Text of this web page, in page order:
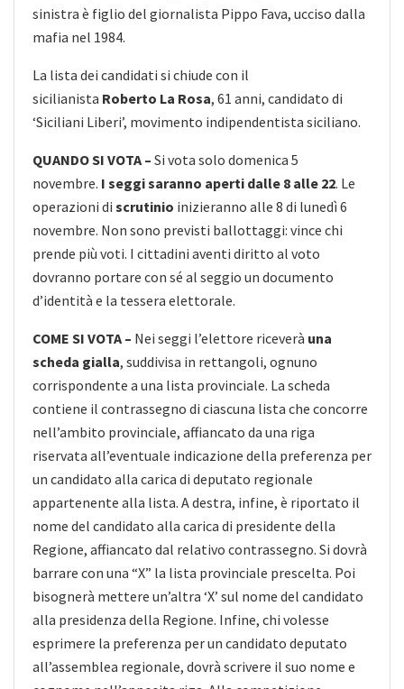
sinistra è figlio del giornalista Pippo Fava, ucciso dalla
mafia nel 1984.
La lista dei candidati si chiude con il
sicilianista Roberto La Rosa, 61 anni, candidato di
‘Siciliani Liberi’, movimento indipendentista siciliano.
QUANDO SI VOTA – Si vota solo domenica 5
novembre. I seggi saranno aperti dalle 8 alle 22. Le
operazioni di scrutinio inizieranno alle 8 di lunedì 6
novembre. Non sono previsti ballottaggi: vince chi
prende più voti. I cittadini aventi diritto al voto
dovranno portare con sé al seggio un documento
d’identità e la tessera elettorale.
COME SI VOTA – Nei seggi l’elettore riceverà una
scheda gialla, suddivisa in rettangoli, ognuno
corrispondente a una lista provinciale. La scheda
contiene il contrassegno di ciascuna lista che concorre
nell’ambito provinciale, affiancato da una riga
riservata all’eventuale indicazione della preferenza per
un candidato alla carica di deputato regionale
appartenente alla lista. A destra, infine, è riportato il
nome del candidato alla carica di presidente della
Regione, affiancato dal relativo contrassegno. Si dovrà
barrare con una “X” la lista provinciale prescelta. Poi
bisognerà mettere un’altra ‘X’ sul nome del candidato
alla presidenza della Regione. Infine, chi volesse
esprimere la preferenza per un candidato deputato
all’assemblea regionale, dovrà scrivere il suo nome e